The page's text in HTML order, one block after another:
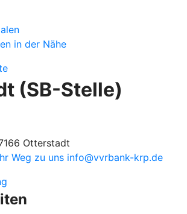
in der Nähe
(SB-Stelle)
Otterstadt
Weg zu uns info@vvrbank-krp.de